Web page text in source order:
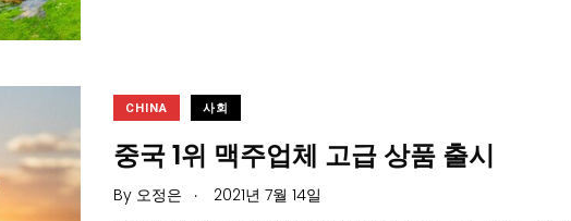
CHINA 사회
중국 1위 맥주업체 고급 상품 출시
By 오정은 . 2021년 7월 14일